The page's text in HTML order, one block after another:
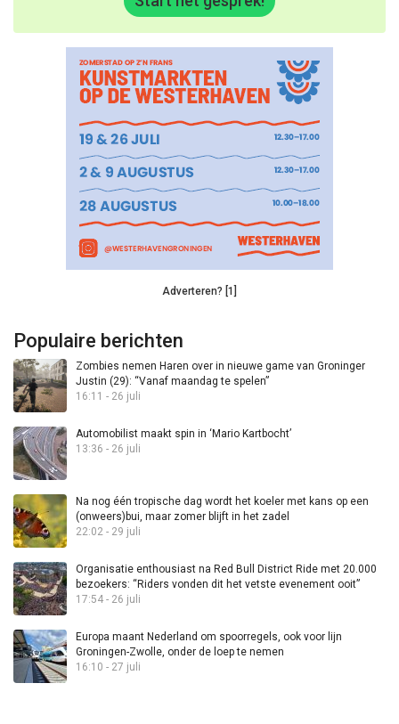
Adverteren? [1]
Populaire berichten
Zombies nemen Haren over in nieuwe game van Groninger
Justin (29): “Vanaf maandag te spelen”
16:11 - 26 juli
Automobilist maakt spin in ‘Mario Kartbocht’
13:36 - 26 juli
Na nog één tropische dag wordt het koeler met kans op een
(onweers)bui, maar zomer blijft in het zadel
22:02 - 29 juli
Organisatie enthousiast na Red Bull District Ride met 20.000
bezoekers: “Riders vonden dit het vetste evenement ooit”
17:54 - 26 juli
Europa maant Nederland om spoorregels, ook voor lijn
Groningen-Zwolle, onder de loep te nemen
16:10 - 27 juli